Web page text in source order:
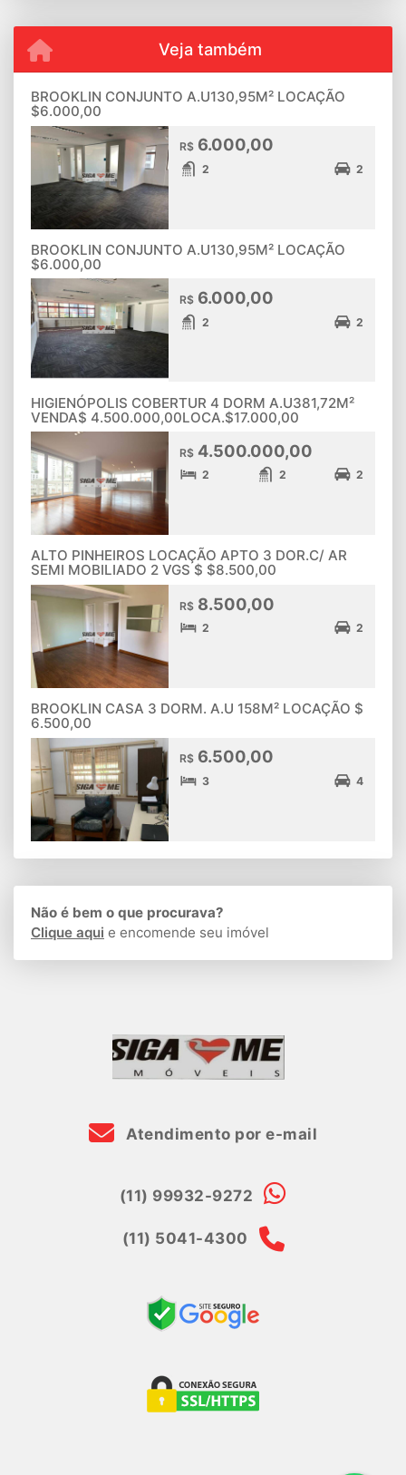
Veja também
BROOKLIN CONJUNTO A.U130,95M² LOCAÇÃO
$6.000,00
R$ 6.000,00
2 2
BROOKLIN CONJUNTO A.U130,95M² LOCAÇÃO
$6.000,00
R$ 6.000,00
2 2
HIGIENÓPOLIS COBERTUR 4 DORM A.U381,72M²
VENDA$ 4.500.000,00LOCA.$17.000,00
R$ 4.500.000,00
2 2 2
ALTO PINHEIROS LOCAÇÃO APTO 3 DOR.C/ AR
SEMI MOBILIADO 2 VGS $ $8.500,00
R$ 8.500,00
2 2
BROOKLIN CASA 3 DORM. A.U 158M² LOCAÇÃO $
6.500,00
R$ 6.500,00
3 4
Não é bem o que procurava?
Clique aqui e encomende seu imóvel
Atendimento por e-mail
(11) 99932-9272
(11) 5041-4300